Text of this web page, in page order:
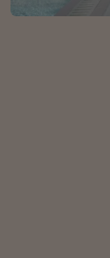
Normandie Urlaub